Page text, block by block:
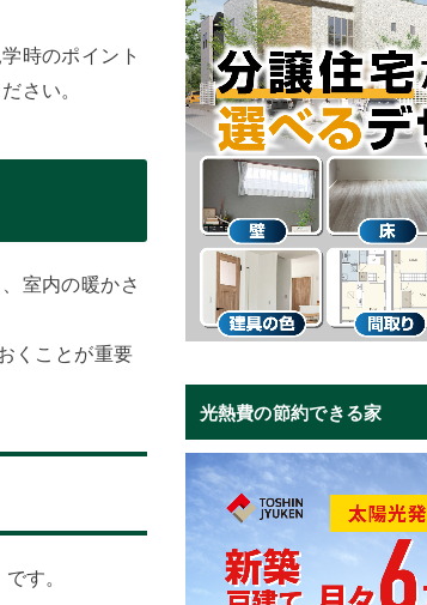
時のポイント
さい。
室内の暖かさ
くことが重要
す。
光熱費の節約できる家